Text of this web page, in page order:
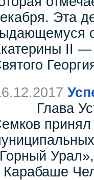
Эта
II —
Глава Усть-
Карабаше